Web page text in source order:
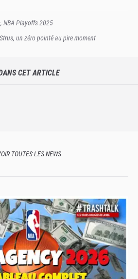
un zéro pointé au pire moment
, NBA Playoffs 2025
CET ARTICLE
TOUTES LES NEWS